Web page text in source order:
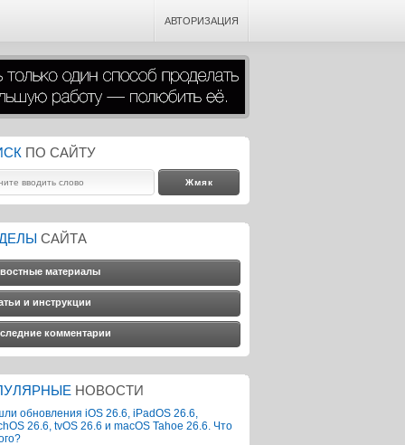
АВТОРИЗАЦИЯ
ПО САЙТУ
САЙТА
материалы
и инструкции
комментарии
НОВОСТИ
обновления iOS 26.6, iPadOS 26.6,
26.6, tvOS 26.6 и macOS Tahoe 26.6. Что